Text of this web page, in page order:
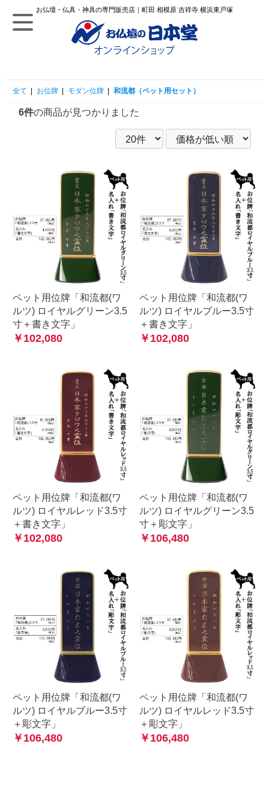
お仏壇・仏具・神具の専門販売店｜町田 相模原 吉祥寺 横浜東戸塚
全て | お位牌 | モダン位牌 | 和流都（ペット用セット）
6件の商品が見つかりました
ペット用位牌「和流都(ワ
ルツ) ロイヤルグリーン3.5
寸＋書き文字」
￥102,080
ペット用位牌「和流都(ワ
ルツ) ロイヤルブルー3.5寸
＋書き文字」
￥102,080
ペット用位牌「和流都(ワ
ルツ) ロイヤルレッド3.5寸
＋書き文字」
￥102,080
ペット用位牌「和流都(ワ
ルツ) ロイヤルグリーン3.5
寸＋彫文字」
￥106,480
ペット用位牌「和流都(ワ
ルツ) ロイヤルブルー3.5寸
＋彫文字」
￥106,480
ペット用位牌「和流都(ワ
ルツ) ロイヤルレッド3.5寸
＋彫文字」
￥106,480